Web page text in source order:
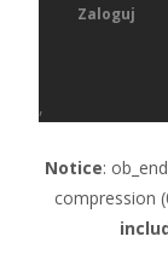
Zaloguj
,
Notice:
compression